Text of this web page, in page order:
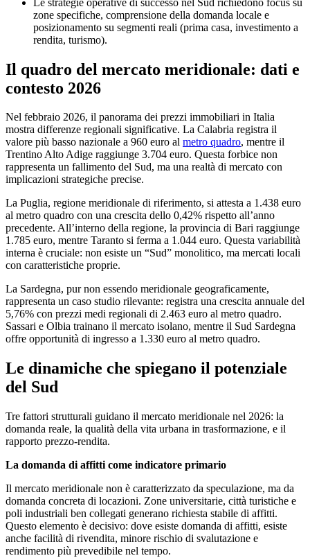
zone specifiche, comprensione della domanda locale e
posizionamento su segmenti reali (prima casa, investimento a
rendita, turismo).
Il quadro del mercato meridionale: dati e
contesto 2026
Nel febbraio 2026, il panorama dei prezzi immobiliari in Italia
mostra differenze regionali significative. La Calabria registra il
valore più basso nazionale a 960 euro al metro quadro, mentre il
Trentino Alto Adige raggiunge 3.704 euro. Questa forbice non
rappresenta un fallimento del Sud, ma una realtà di mercato con
implicazioni strategiche precise.
La Puglia, regione meridionale di riferimento, si attesta a 1.438 euro
al metro quadro con una crescita dello 0,42% rispetto all’anno
precedente. All’interno della regione, la provincia di Bari raggiunge
1.785 euro, mentre Taranto si ferma a 1.044 euro. Questa variabilità
interna è cruciale: non esiste un “Sud” monolitico, ma mercati locali
con caratteristiche proprie.
La Sardegna, pur non essendo meridionale geograficamente,
rappresenta un caso studio rilevante: registra una crescita annuale del
5,76% con prezzi medi regionali di 2.463 euro al metro quadro.
Sassari e Olbia trainano il mercato isolano, mentre il Sud Sardegna
offre opportunità di ingresso a 1.330 euro al metro quadro.
Le dinamiche che spiegano il potenziale
del Sud
Tre fattori strutturali guidano il mercato meridionale nel 2026: la
domanda reale, la qualità della vita urbana in trasformazione, e il
rapporto prezzo-rendita.
La domanda di affitti come indicatore primario
Il mercato meridionale non è caratterizzato da speculazione, ma da
domanda concreta di locazioni. Zone universitarie, città turistiche e
poli industriali ben collegati generano richiesta stabile di affitti.
Questo elemento è decisivo: dove esiste domanda di affitti, esiste
anche facilità di rivendita, minore rischio di svalutazione e
rendimento più prevedibile nel tempo.